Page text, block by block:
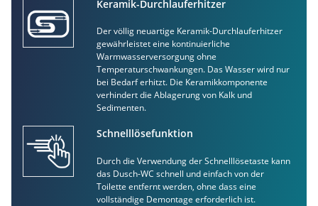
Keramik-Durchlauferhitzer
Der völlig neuartige Keramik-Durchlauferhitzer
gewährleistet eine kontinuierliche
Warmwasserversorgung ohne
Temperaturschwankungen. Das Wasser wird nur
bei Bedarf erhitzt. Die Keramikkomponente
verhindert die Ablagerung von Kalk und
Sedimenten.
Schnelllösefunktion
Durch die Verwendung der Schnelllösetaste kann
das Dusch-WC schnell und einfach von der
Toilette entfernt werden, ohne dass eine
vollständige Demontage erforderlich ist.